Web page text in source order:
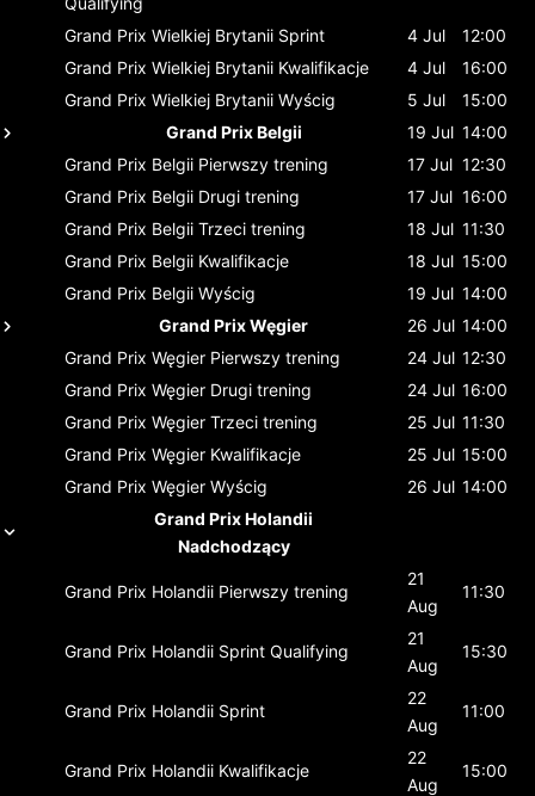
Grand Prix Wielkiej Brytanii Sprint 4 Jul
12:00
Grand Prix Wielkiej Brytanii Kwalifikacje 4 Jul
16:00
Grand Prix Wielkiej Brytanii Wyścig 5 Jul
15:00
Grand Prix Belgii
19 Jul 14:00
Grand Prix Belgii Pierwszy trening 17 Jul 12:30
Grand Prix Belgii Drugi trening 17 Jul 16:00
Grand Prix Belgii Trzeci trening 18 Jul 11:30
Grand Prix Belgii Kwalifikacje 18 Jul 15:00
Grand Prix Belgii Wyścig 19 Jul 14:00
Grand Prix Węgier
26 Jul 14:00
Grand Prix Węgier Pierwszy trening 24 Jul 12:30
Grand Prix Węgier Drugi trening 24 Jul 16:00
Grand Prix Węgier Trzeci trening 25 Jul 11:30
Grand Prix Węgier Kwalifikacje 25 Jul 15:00
Grand Prix Węgier Wyścig 26 Jul 14:00
Grand Prix Holandii
Nadchodzący
Grand Prix Holandii Pierwszy trening
21
Aug
11:30
Grand Prix Holandii Sprint Qualifying
21
Aug
15:30
Grand Prix Holandii Sprint
22
Aug
11:00
Grand Prix Holandii Kwalifikacje
22
Aug
15:00